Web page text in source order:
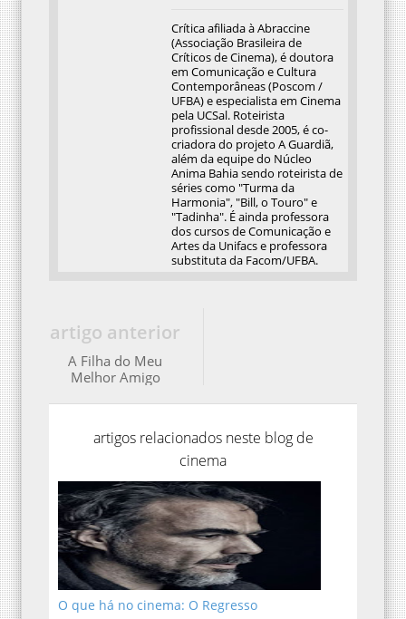
Crítica afiliada à Abraccine
(Associação Brasileira de
Críticos de Cinema), é doutora
em Comunicação e Cultura
Contemporâneas (Poscom /
UFBA) e especialista em Cinema
pela UCSal. Roteirista
profissional desde 2005, é co-
criadora do projeto A Guardiã,
além da equipe do Núcleo
Anima Bahia sendo roteirista de
séries como "Turma da
Harmonia", "Bill, o Touro" e
"Tadinha". É ainda professora
dos cursos de Comunicação e
Artes da Unifacs e professora
substituta da Facom/UFBA.
artigo anterior
A Filha do Meu
Melhor Amigo
artigos relacionados neste blog de
cinema
O que há no cinema: O Regresso